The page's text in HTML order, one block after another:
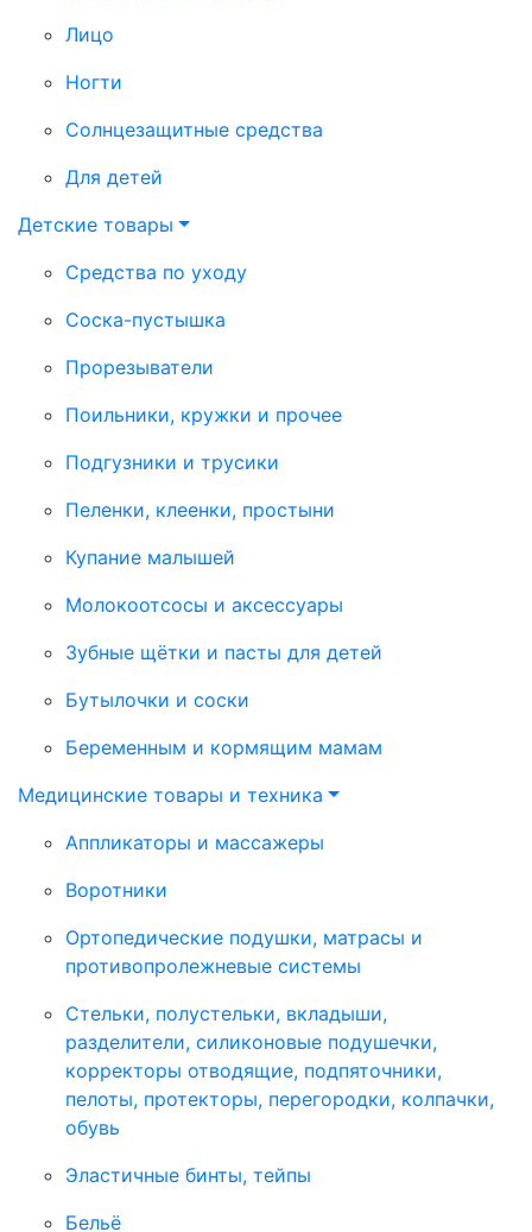
Лицо
Ногти
Солнцезащитные средства
Для детей
Детские товары
Средства по уходу
Соска-пустышка
Прорезыватели
Поильники, кружки и прочее
Подгузники и трусики
Пеленки, клеенки, простыни
Купание малышей
Молокоотсосы и аксессуары
Зубные щётки и пасты для детей
Бутылочки и соски
Беременным и кормящим мамам
Медицинские товары и техника
Аппликаторы и массажеры
Воротники
Ортопедические подушки, матрасы и
противопролежневые системы
Стельки, полустельки, вкладыши,
разделители, силиконовые подушечки,
корректоры отводящие, подпяточники,
пелоты, протекторы, перегородки, колпачки,
обувь
Эластичные бинты, тейпы
Бельё